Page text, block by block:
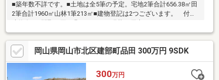
■築年数不詳です。■土地は全5筆の予定。宅地2筆合計656.38㎡田
2筆合計1960㎡山林1筆213㎡■建物登記は2つございます。 付属
建物有。■間取り図は凡そのため、現状を優先します。
岡山県岡山市北区建部町品田 300万円 9SDK
300万円